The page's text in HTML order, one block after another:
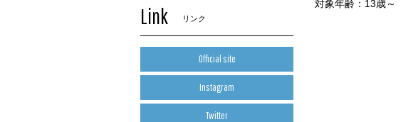
対象年齢：13歳～
Link リンク
Official site
Instagram
Twitter